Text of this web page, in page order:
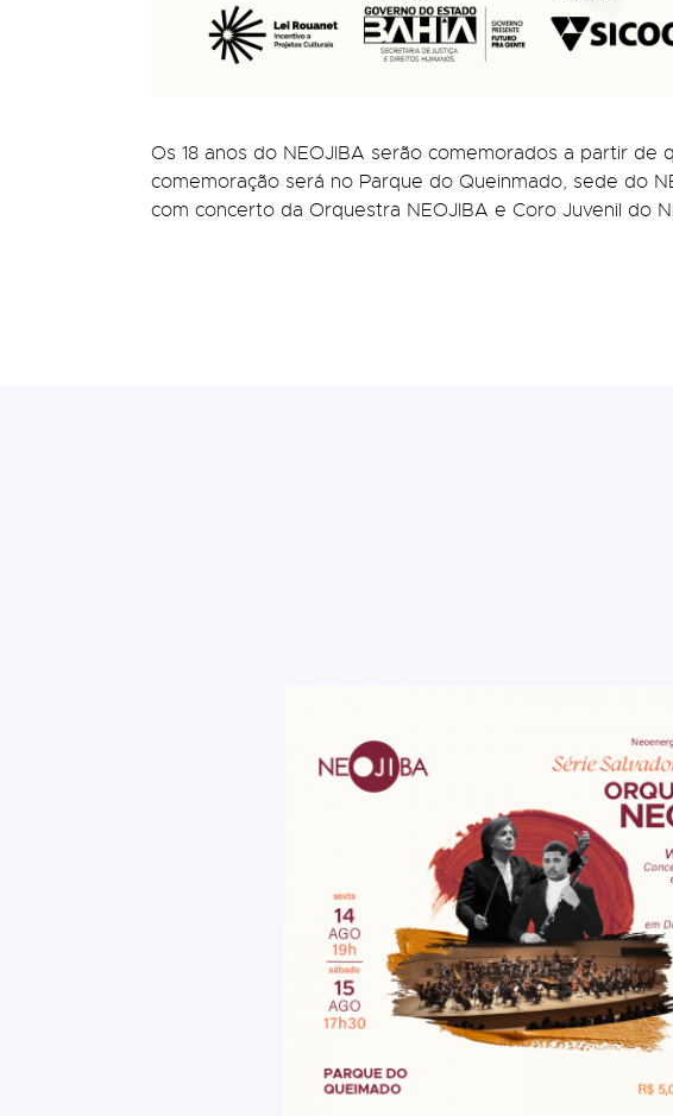
Os 18 anos do NEOJIBA serão comemorados a partir
comemoração será no Parque do Queinmado, sede do
com concerto da Orquestra NEOJIBA e Coro Juvenil do